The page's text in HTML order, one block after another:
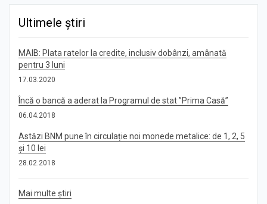
Ultimele știri
MAIB: Plata ratelor la credite, inclusiv dobânzi, amânată
pentru 3 luni
17.03.2020
Încă o bancă a aderat la Programul de stat ”Prima Casă”
06.04.2018
Astăzi BNM pune în circulație noi monede metalice: de 1, 2, 5
și 10 lei
28.02.2018
Mai multe știri